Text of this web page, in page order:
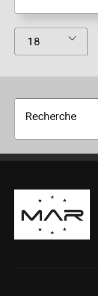
Résultats
Recherche
Boutique Mags à